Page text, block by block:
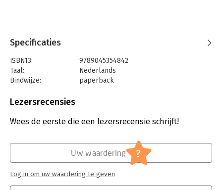
Specificaties
ISBN13:
9789045354842
Taal:
Nederlands
Bindwijze:
paperback
Uitgever:
Verschijningsdatum:
18-5-2018
Dummies (Nederlandstalig)
Lezersrecensies
Wees de eerste die een lezersrecensie schrijft!
Uw waardering ?
Log in om uw waardering te geven